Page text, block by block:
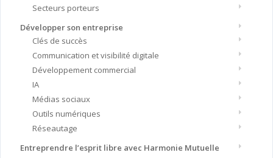
Secteurs porteurs
Développer son entreprise
Clés de succès
Communication et visibilité digitale
Développement commercial
IA
Médias sociaux
Outils numériques
Réseautage
Entreprendre l’esprit libre avec Harmonie Mutuelle